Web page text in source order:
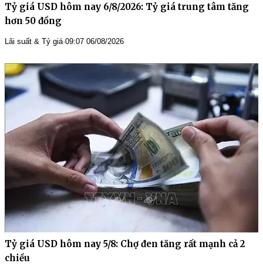
Tỷ giá USD hôm nay 6/8/2026: Tỷ giá trung tâm tăng
hơn 50 đồng
Lãi suất & Tỷ giá·09:07 06/08/2026
Tỷ giá USD hôm nay 5/8: Chợ đen tăng rất mạnh cả 2
chiều